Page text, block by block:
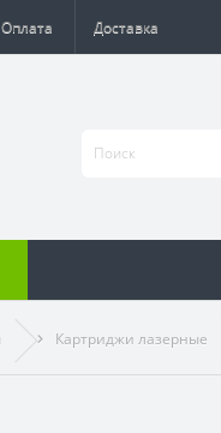
Оплата Доставка
Картриджи лазерные